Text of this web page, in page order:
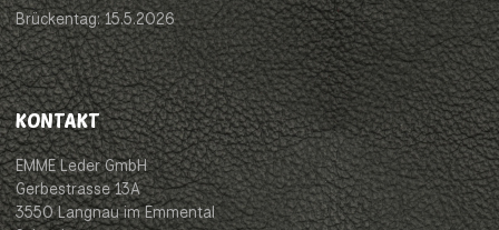
Brückentag: 15.5.2026
KONTAKT
EMME Leder GmbH
Gerbestrasse 13A
3550 Langnau im Emmental